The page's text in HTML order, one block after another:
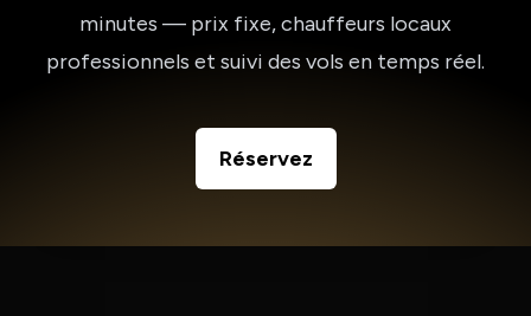
minutes — prix fixe, chauffeurs locaux
professionnels et suivi des vols en temps réel.
Réservez